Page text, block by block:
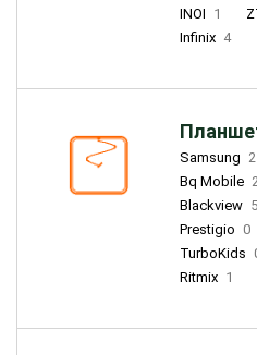
INOI 1
Infinix 4
Samsung 2
Bq Mobile
Blackview 5
Prestigio 0
TurboKids
Ritmix 1